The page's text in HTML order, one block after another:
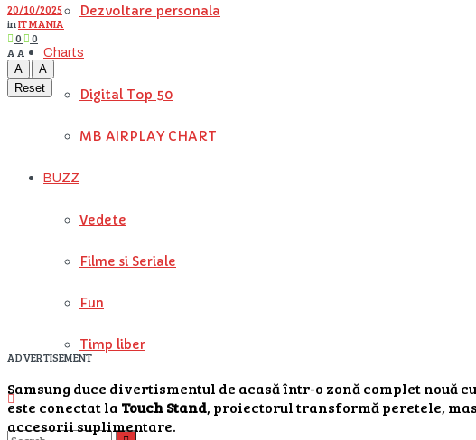
Dezvoltare personala
Charts
Digital Top 50
MB AIRPLAY CHART
BUZZ
Vedete
Filme si Seriale
Fun
Timp liber
20/10/2025
inIT MANIA
0
0
A A
A
A
Reset
ADVERTISEMENT
Samsung duce divertismentul de acasă într-o zonă complet nouă cu
este conectat la Touch Stand, proiectorul transformă peretele,
accesorii suplimentare.